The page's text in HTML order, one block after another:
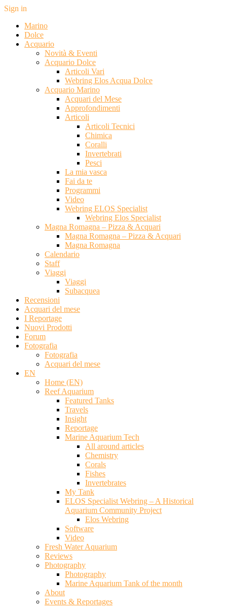
Sign in
Marino
Dolce
Acquario
Novità & Eventi
Acquario Dolce
Articoli Vari
Webring Elos Acqua Dolce
Acquario Marino
Acquari del Mese
Approfondimenti
Articoli
Articoli Tecnici
Chimica
Coralli
Invertebrati
Pesci
La mia vasca
Fai da te
Programmi
Video
Webring ELOS Specialist
Webring Elos Specialist
Magna Romagna – Pizza & Acquari
Magna Romagna – Pizza & Acquari
Magna Romagna
Calendario
Staff
Viaggi
Viaggi
Subacquea
Recensioni
Acquari del mese
I Reportage
Nuovi Prodotti
Forum
Fotografia
Fotografia
Acquari del mese
EN
Home (EN)
Reef Aquarium
Featured Tanks
Travels
Insight
Reportage
Marine Aquarium Tech
All around articles
Chemistry
Corals
Fishes
Invertebrates
My Tank
ELOS Specialist Webring – A Historical
Aquarium Community Project
Elos Webring
Software
Video
Fresh Water Aquarium
Reviews
Photography
Photography
Marine Aquarium Tank of the month
About
Events & Reportages